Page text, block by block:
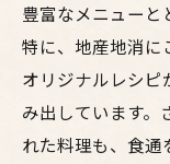
豊富なメニューと
特に、地産地消に
オリジナルレシピ
み出しています。
れた料理も、食通